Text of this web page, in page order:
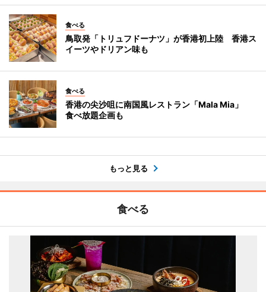
食べる
鳥取発「トリュフドーナツ」が香港初上陸 香港ス
イーツやドリアン味も
食べる
香港の尖沙咀に南国風レストラン「Mala Mia」
食べ放題企画も
もっと見る
食べる